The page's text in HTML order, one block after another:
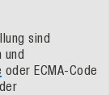
sind
und
oder ECMA-Code